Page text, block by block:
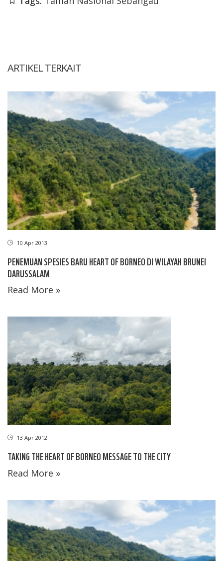
ARTIKEL TERKAIT
10 Apr 2013
PENEMUAN SPESIES BARU HEART OF BORNEO DI WILAYAH BRUNEI
DARUSSALAM
Read More »
13 Apr 2012
TAKING THE HEART OF BORNEO MESSAGE TO THE CITY
Read More »